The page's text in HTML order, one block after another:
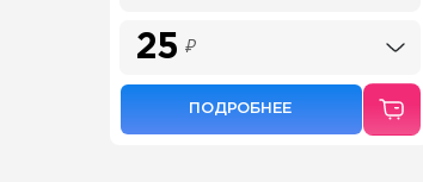
25 ₽
ПОДРОБНЕЕ